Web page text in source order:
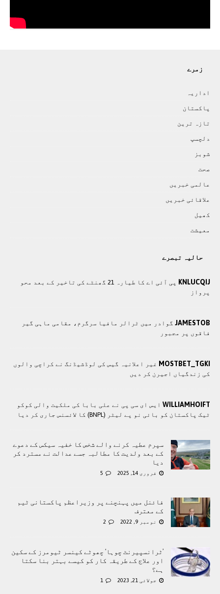
زمرے
اداريہ
پاکستان
تازہ ترين
دلچسپ
شوبز
صحت
عالمی خبريں
علاقائی خبريں
کھيل
معيشت
حالیہ تبصرے
KNLUCQIJ
پی آئی اے کا طیارہ 21 گھنٹے کی تاخیر کے بعد محو
پرواز
JAMESTOB گوادر میں ٹرالر مافیا سرگرم، مقامی ماہی گیر
فاقوں پر مجبور
MOSTBET_TGKI غیر اعلانیہ گیس کی لوڈشیڈنگ نے کراچی والوں
کی زندگیاں اجیرن کر دیں
WILLIAMHOIFT ایس ای سی پی نے علی بابا کی ملکیت والی کوکو
ٹیک پاکستان کو بائی نو پے لیٹر (BNPL) کا لائسنس جاری کر دیا
سپرم عطیہ کرنے والے شخص کا خفیہ سیکس کے دعوے
کے بعد ولدیت کا مطالبہ جسے عدالت نے مسترد کر
دیا
فروری 14, 2025 5
فائنل میں پہنچنے پر وزیراعظم پاکستانی ٹیم
کے معترف
نومبر 9, 2022 2
’ٹرانسپیرنٹ چوہا‘ چھوٹے کینسر ٹیومرز کے سکین
اور علاج کے طریقہ کار کو کیسے بہتر بنا سکتا
ہے؟
جولائی 21, 2023 1